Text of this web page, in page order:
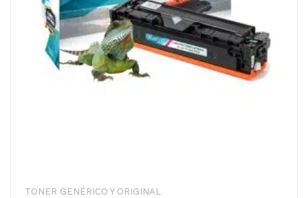
TONER GENÉRICO Y ORIGINAL